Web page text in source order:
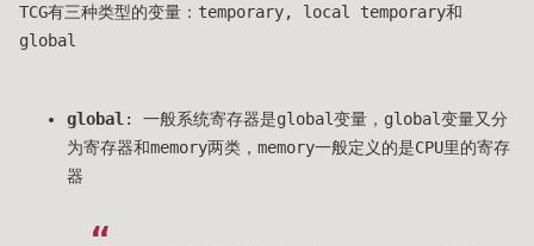
TCG有三种类型的变量：temporary, local temporary和
global
global : 一般系统寄存器是global变量，global变量又分
为寄存器和memory两类，memory一般定义的是CPU里的寄存
器